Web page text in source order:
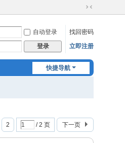
切
到
窄
自动登录
找回密码
登录 立即注册
快捷导航
2 / 2 页 下一页